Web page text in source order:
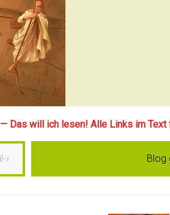
— Das will ich lesen! Alle Links im
Blog